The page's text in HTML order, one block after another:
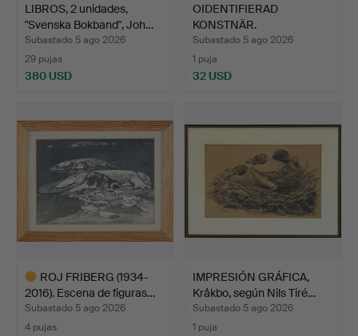
LIBROS, 2 unidades,
"Svenska Bokband", Joh…
Subastado 5 ago 2026
29 pujas
380 USD
OIDENTIFIERAD
KONSTNÄR.
CARICATURAS, 3 uds…
Subastado 5 ago 2026
1 puja
32 USD
ROJ FRIBERG (1934-
2016). Escena de figuras…
Subastado 5 ago 2026
4 pujas
IMPRESIÓN GRÁFICA,
Kråkbo, según Nils Tiré…
Subastado 5 ago 2026
1 puja